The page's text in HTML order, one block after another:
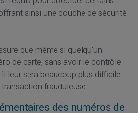
ainsi une couche de sécurité
que même si quelqu'un
de carte, sans avoir le contrôle
leur sera beaucoup plus difficile
frauduleuse.
des numéros de